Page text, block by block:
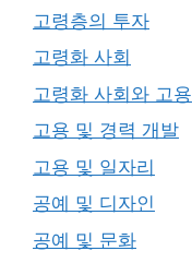
고령층의 투자
고령화 사회
고령화 사회와 고용
고용 및 경력 개발
고용 및 일자리
공예 및 디자인
공예 및 문화